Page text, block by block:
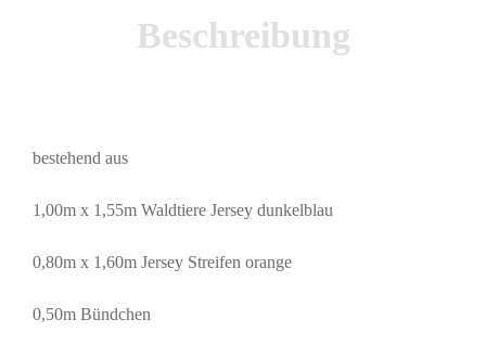
Beschreibung
bestehend aus
1,00m x 1,55m Waldtiere Jersey dunkelblau
0,80m x 1,60m Jersey Streifen orange
0,50m Bündchen